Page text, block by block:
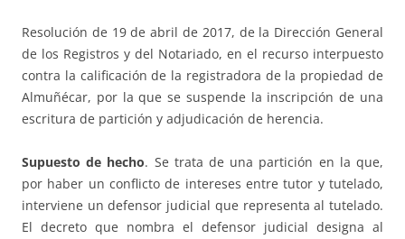
Resolución de 19 de abril de 2017, de la Dirección General
de los Registros y del Notariado, en el recurso interpuesto
contra la calificación de la registradora de la propiedad de
Almuñécar, por la que se suspende la inscripción de una
escritura de partición y adjudicación de herencia.
Supuesto de hecho. Se trata de una partición en la que,
por haber un conflicto de intereses entre tutor y tutelado,
interviene un defensor judicial que representa al tutelado.
El decreto que nombra el defensor judicial designa al